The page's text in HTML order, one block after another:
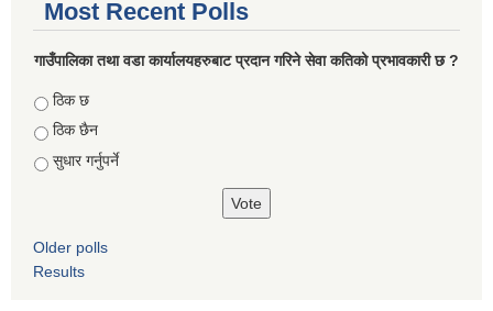
Most Recent Polls
गाउँपालिका तथा वडा कार्यालयहरुबाट प्रदान गरिने सेवा कतिको प्रभावकारी छ ?
Choices
ठिक छ
ठिक छैन
सुधार गर्नुपर्ने
Older polls
Results